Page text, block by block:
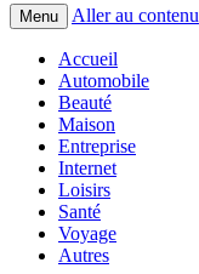
Menu Aller au contenu
Accueil
Automobile
Beauté
Maison
Entreprise
Internet
Loisirs
Santé
Voyage
Autres